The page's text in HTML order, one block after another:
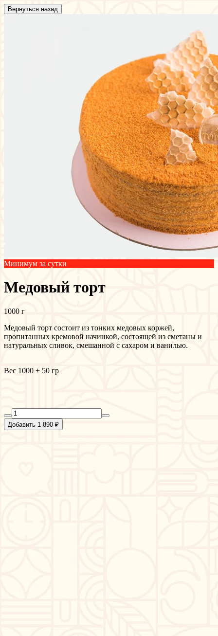
Вернуться назад
Минимум за сутки
Медовый торт
1000 г
Медовый торт состоит из тонких медовых коржей,
пропитанных кремовой начинкой, состоящей из сметаны и
натуральных сливок, смешанной с сахаром и ванилью.
Вес 1000 ± 50 гр
Добавить 1 890 ₽